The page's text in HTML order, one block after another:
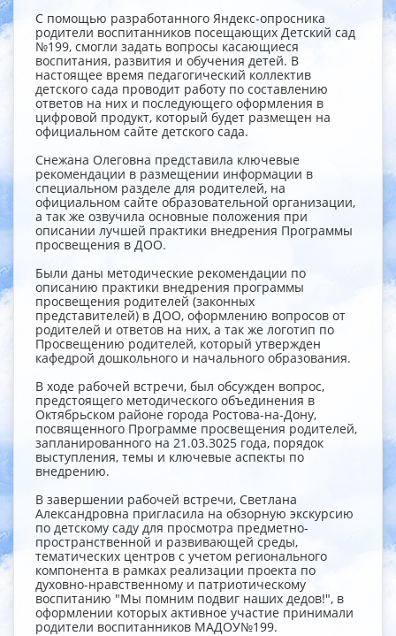
С помощью разработанного Яндекс-опросника
родители воспитанников посещающих Детский сад
№199, смогли задать вопросы касающиеся
воспитания, развития и обучения детей. В
настоящее время педагогический коллектив
детского сада проводит работу по составлению
ответов на них и последующего оформления в
цифровой продукт, который будет размещен на
официальном сайте детского сада.
Снежана Олеговна представила ключевые
рекомендации в размещении информации в
специальном разделе для родителей, на
официальном сайте образовательной организации,
а так же озвучила основные положения при
описании лучшей практики внедрения Программы
просвещения в ДОО.
Были даны методические рекомендации по
описанию практики внедрения программы
просвещения родителей (законных
представителей) в ДОО, оформлению вопросов от
родителей и ответов на них, а так же логотип по
Просвещению родителей, который утвержден
кафедрой дошкольного и начального образования.
В ходе рабочей встречи, был обсужден вопрос,
предстоящего методического объединения в
Октябрьском районе города Ростова-на-Дону,
посвященного Программе просвещения родителей,
запланированного на 21.03.3025 года, порядок
выступления, темы и ключевые аспекты по
внедрению.
В завершении рабочей встречи, Светлана
Александровна пригласила на обзорную экскурсию
по детскому саду для просмотра предметно-
пространственной и развивающей среды,
тематических центров с учетом регионального
компонента в рамках реализации проекта по
духовно-нравственному и патриотическому
воспитанию "Мы помним подвиг наших дедов!", в
оформлении которых активное участие принимали
родители воспитанников МАДОУ№199.